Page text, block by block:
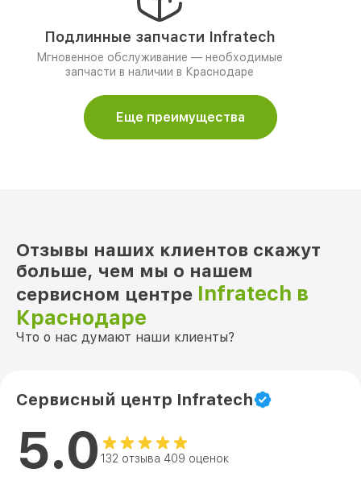
Подлинные запчасти Infratech
Мгновенное обслуживание — необходимые
запчасти в наличии в Краснодаре
Еще преимущества
Отзывы наших клиентов скажут
больше, чем мы о нашем
сервисном центре Infratech в
Краснодаре
Что о нас думают наши клиенты?
Сервисный центр Infratech
5.0 132 отзыва 409 оценок